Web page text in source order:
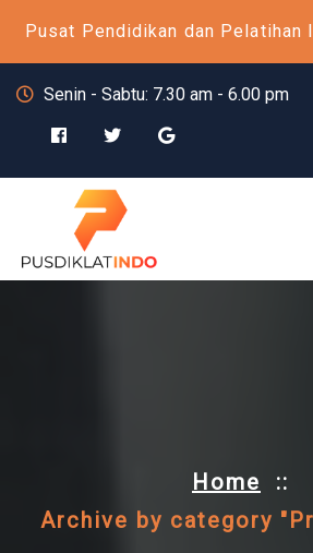
Pusat Pendidikan dan Pelatihan
Senin - Sabtu: 7.30 am - 6.00 pm
Home ::
Archive by category